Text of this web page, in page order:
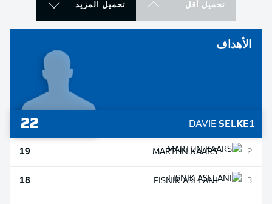
تحميل أقل تحميل المزيد
الأهداف
1
DAVIE SELKE
22
2
MARTIJN KAARS
19
3
FISNIKASLLANI
18